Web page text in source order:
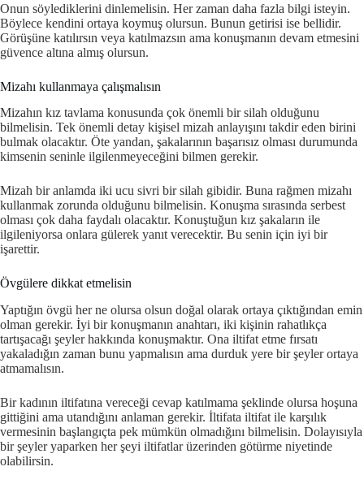
Onun söylediklerini dinlemelisin. Her zaman daha fazla bilgi isteyin.
Böylece kendini ortaya koymuş olursun. Bunun getirisi ise bellidir.
Görüşüne katılırsın veya katılmazsın ama konuşmanın devam etmesini
güvence altına almış olursun.
Mizahı kullanmaya çalışmalısın
Mizahın kız tavlama konusunda çok önemli bir silah olduğunu
bilmelisin. Tek önemli detay kişisel mizah anlayışını takdir eden birini
bulmak olacaktır. Öte yandan, şakalarının başarısız olması durumunda
kimsenin seninle ilgilenmeyeceğini bilmen gerekir.
Mizah bir anlamda iki ucu sivri bir silah gibidir. Buna rağmen mizahı
kullanmak zorunda olduğunu bilmelisin. Konuşma sırasında serbest
olması çok daha faydalı olacaktır. Konuştuğun kız şakaların ile
ilgileniyorsa onlara gülerek yanıt verecektir. Bu senin için iyi bir
işarettir.
Övgülere dikkat etmelisin
Yaptığın övgü her ne olursa olsun doğal olarak ortaya çıktığından emin
olman gerekir. İyi bir konuşmanın anahtarı, iki kişinin rahatlıkça
tartışacağı şeyler hakkında konuşmaktır. Ona iltifat etme fırsatı
yakaladığın zaman bunu yapmalısın ama durduk yere bir şeyler ortaya
atmamalısın.
Bir kadının iltifatına vereceği cevap katılmama şeklinde olursa hoşuna
gittiğini ama utandığını anlaman gerekir. İltifata iltifat ile karşılık
vermesinin başlangıçta pek mümkün olmadığını bilmelisin. Dolayısıyla
bir şeyler yaparken her şeyi iltifatlar üzerinden götürme niyetinde
olabilirsin.